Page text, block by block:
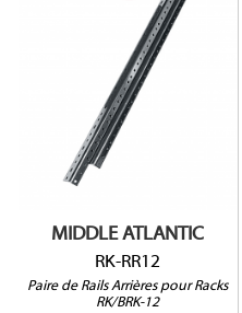
MIDDLE ATLANTIC
RK-RR12
Paire de Rails Arrières pour Racks
RK/BRK-12
RK-RR12
Pour racks RK-12 et BRK-
Vendu par paire